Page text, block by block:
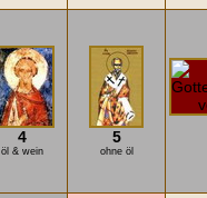
4
öl & wein
5
ohne öl